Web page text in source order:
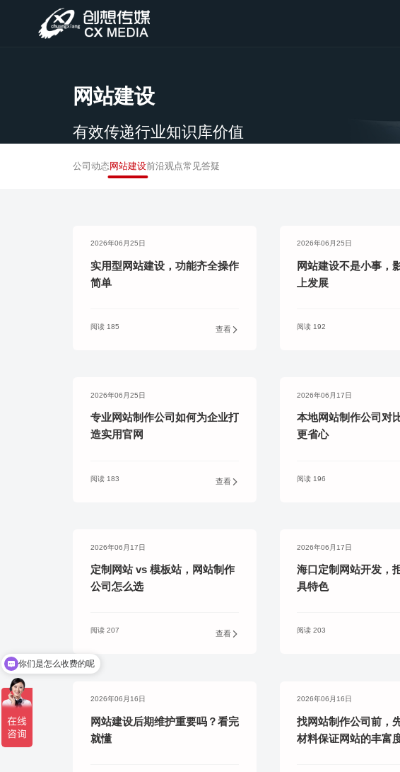
务实
Hi，我
网站建设
有效传递行业知识库价值
公司动态网站建设前沿观点常见答疑
2026年06月25日
实用型网站建设，功能齐全操作
简单
阅读 185 查看
2026年06月25日
网站建设不是小事，
上发展
阅读 192
2026年06月25日
专业网站制作公司如何为企业打
造实用官网
阅读 183 查看
2026年06月17日
本地网站制作公司对
更省心
阅读 196
2026年06月17日
定制网站 vs 模板站，网站制作
公司怎么选
阅读 207 查看
2026年06月17日
海口定制网站开发，
具特色
阅读 203
2026年06月16日
网站建设后期维护重要吗？看完
就懂
2026年06月16日
找网站制作公司前，
材料保证网站的丰富
你们是怎么收费的呢